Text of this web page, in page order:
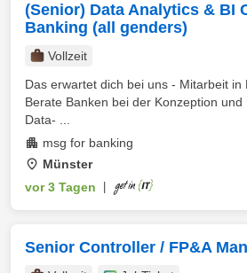
(Senior) Data Analytics & BI
Banking (all genders)
Vollzeit
Das erwartet dich bei uns - Mitarbeit in
Berate Banken bei der Konzeption
Data‑ ...
msg for banking
Münster
vor 3 Tagen
Senior Controller / FP&A